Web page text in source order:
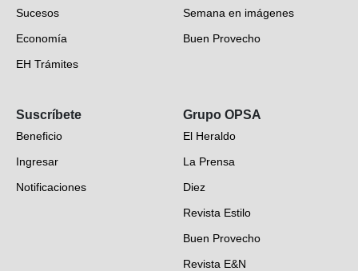
Sucesos
Economía
EH Trámites
EH Verifica
Fotogalerías
Deportes
Videos
Semana en imágenes
Buen Provecho
Suscríbete
Beneficio
Ingresar
Notificaciones
Grupo OPSA
El Heraldo
La Prensa
Diez
Revista Estilo
Buen Provecho
Revista E&N